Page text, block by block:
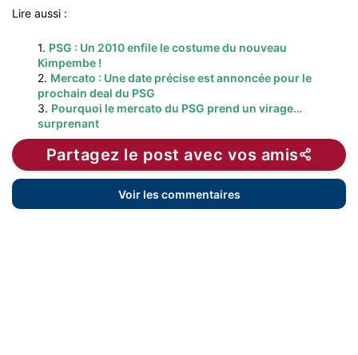
Lire aussi :
1. PSG : Un 2010 enfile le costume du nouveau
Kimpembe !
2. Mercato : Une date précise est annoncée pour le
prochain deal du PSG
3. Pourquoi le mercato du PSG prend un virage…
surprenant
Partagez le post avec vos amis
Voir les commentaires